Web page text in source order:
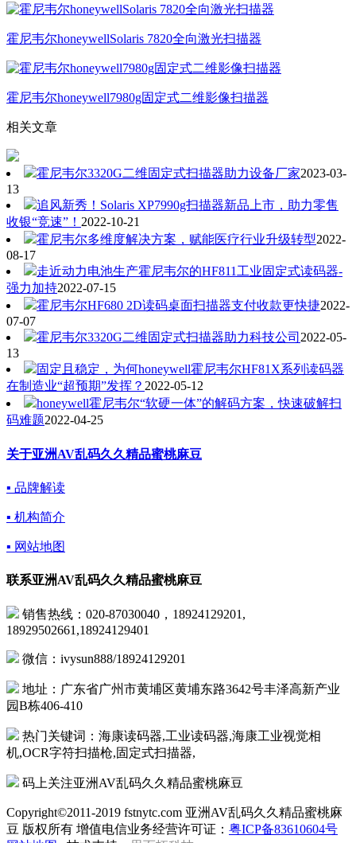
霍尼韦尔honeywellSolaris 7820全向激光扫描器
霍尼韦尔honeywell7980g固定式二维影像扫描器
相关文章
霍尼韦尔3320G二维固定式扫描器助力设备厂家2023-03-
13
追风新秀！Solaris XP7990g扫描器新品上市，助力零售
收银“竞速”！ 2022-10-21
霍尼韦尔多维度解决方案，赋能医疗行业升级转型2022-
08-17
走近动力电池生产霍尼韦尔的HF811工业固定式读码器-
强力加持2022-07-15
霍尼韦尔HF680 2D读码桌面扫描器支付收款更快捷2022-
07-07
霍尼韦尔3320G二维固定式扫描器助力科技公司 2022-05-
13
固定且稳定，为何honeywell霍尼韦尔HF81X系列读码器
在制造业“超预期”发挥？ 2022-05-12
honeywell霍尼韦尔“软硬一体”的解码方案，快速破解扫
码难题2022-04-25
关于亚洲AV乱码久久精品蜜桃麻豆
▪ 品牌解读
▪ 机构简介
▪ 网站地图
联系亚洲AV乱码久久精品蜜桃麻豆
销售热线：020-87030040，18924129201,
18929502661,18924129401
微信：ivysun888/18924129201
地址：广东省广州市黄埔区黄埔东路3642号丰泽高新产业
园B栋406-410
热门关键词：海康读码器,工业读码器,海康工业视觉相
机,OCR字符扫描枪,固定式扫描器,
码上关注亚洲AV乱码久久精品蜜桃麻豆
Copyright©2011-2019 fstnytc.com 亚洲AV乱码久久精品蜜桃麻
豆 版权所有 增值电信业务经营许可证： 粤ICP备83610604号